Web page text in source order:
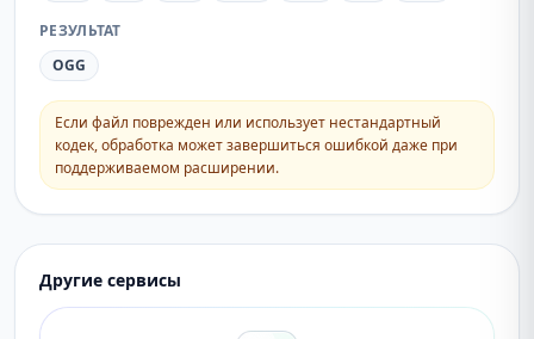
РЕЗУЛЬТАТ
OGG
Если файл поврежден или использует нестандартный
кодек, обработка может завершиться ошибкой даже при
поддерживаемом расширении.
Другие сервисы